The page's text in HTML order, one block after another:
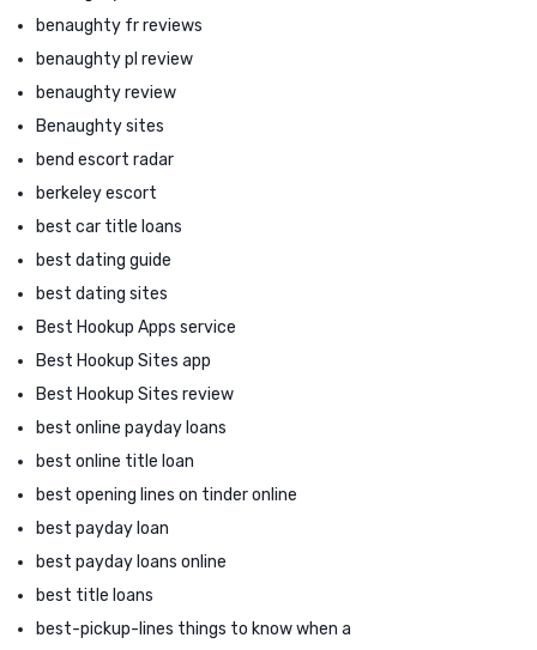
benaughty fr reviews
benaughty pl review
benaughty review
Benaughty sites
bend escort radar
berkeley escort
best car title loans
best dating guide
best dating sites
Best Hookup Apps service
Best Hookup Sites app
Best Hookup Sites review
best online payday loans
best online title loan
best opening lines on tinder online
best payday loan
best payday loans online
best title loans
best-pickup-lines things to know when a